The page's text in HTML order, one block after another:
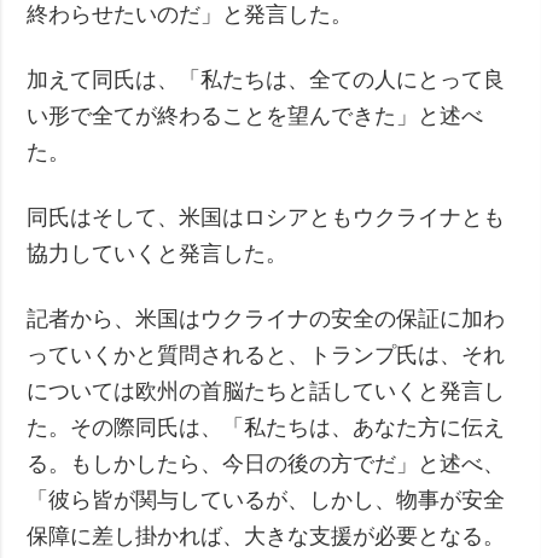
終わらせたいのだ」と発言した。
加えて同氏は、「私たちは、全ての人にとって良
い形で全てが終わることを望んできた」と述べ
た。
同氏はそして、米国はロシアともウクライナとも
協力していくと発言した。
記者から、米国はウクライナの安全の保証に加わ
っていくかと質問されると、トランプ氏は、それ
については欧州の首脳たちと話していくと発言し
た。その際同氏は、「私たちは、あなた方に伝え
る。もしかしたら、今日の後の方でだ」と述べ、
「彼ら皆が関与しているが、しかし、物事が安全
保障に差し掛かれば、大きな支援が必要となる。